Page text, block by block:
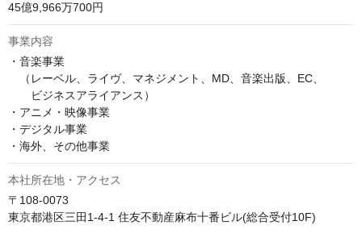
45億9,966万700円
事業内容
・音楽事業
（レーベル、ライヴ、マネジメント、MD、音楽出版、EC、
ビジネスアライアンス）
・アニメ・映像事業
・デジタル事業
・海外、その他事業
本社所在地・アクセス
〒108-0073
東京都港区三田1-4-1 住友不動産麻布十番ビル(総合受付10F)